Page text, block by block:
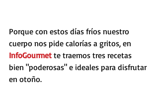
Porque con estos días fríos nuestro
cuerpo nos pide calorías a gritos, en
InfoGourmet te traemos tres recetas
bien "poderosas" e ideales para disfrutar
en otoño.